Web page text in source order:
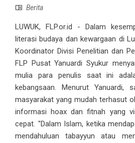
Berita
LUWUK, FLP.or.id - Dalam
literasi budaya dan kewargaan di
Koordinator Divisi Penelitian dan
FLP Pusat Yanuardi Syukur
mulia para penulis saat ini
kebangsaan. Menurut
masyarakat yang mudah terhasut
informasi hoax dan fitnah yang
cepat. "Dalam Islam, ketika
mendahuluan tabayyun atau